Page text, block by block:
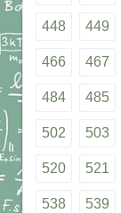
448 449
466 467
484 485
502 503
520 521
538 539